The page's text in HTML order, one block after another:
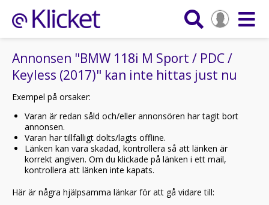
Annonsen "BMW 118i M Sport / PDC /
Keyless (2017)" kan inte hittas just nu
Exempel på orsaker:
Varan är redan såld och/eller annonsören har tagit bort
annonsen.
Varan har tillfälligt dolts/lagts offline.
Länken kan vara skadad, kontrollera så att länken är
korrekt angiven. Om du klickade på länken i ett mail,
kontrollera att länken inte kapats.
Här är några hjälpsamma länkar för att gå vidare till: